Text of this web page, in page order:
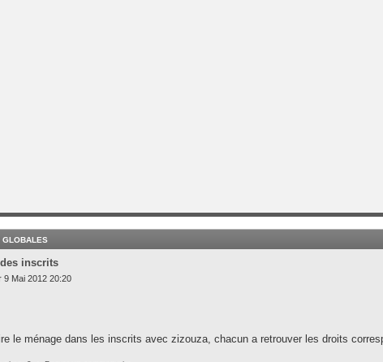
GLOBALES
inscrits
9 Mai 2012 20:20
le ménage dans les inscrits avec zizouza, chacun a retrouver les droits